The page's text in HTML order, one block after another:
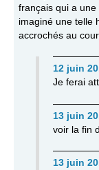
français qui a une
imaginé une telle
accrochés au
12 juin
Je ferai
13 juin
voir la fin
13 juin